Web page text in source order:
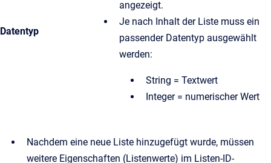
Datentyp
angezeigt.
Je nach Inhalt der Liste muss ein
passender Datentyp ausgewählt
werden:
String = Textwert
Integer = numerischer Wert
Nachdem eine neue Liste hinzugefügt wurde, müssen
weitere Eigenschaften (Listenwerte) im Listen-ID-